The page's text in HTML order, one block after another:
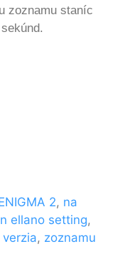
zoznamu staníc
2, na
ellano setting,
verzia, zoznamu